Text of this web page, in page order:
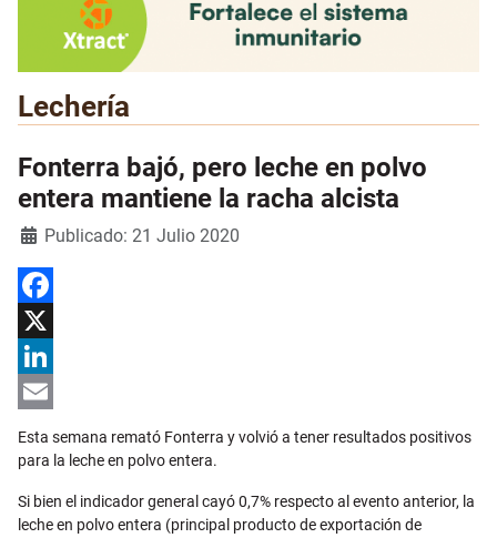
Lechería
Fonterra bajó, pero leche en polvo
entera mantiene la racha alcista
DetallesPublicado: 21 Julio 2020
Facebook
X
LinkedIn
Esta semana remató Fonterra y volvió a tener resultados positivos
para la leche en polvo entera.
Si bien el indicador general cayó 0,7% respecto al evento anterior, la
leche en polvo entera (principal producto de exportación de